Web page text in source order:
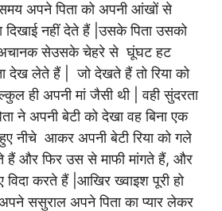
समय अपने पिता को अपनी आंखों से
दिखाई नहीं देते हैं |उसके पिता उसको
सेउसके चेहरे से घूंघट हट
देख लेते हैं | जो देखते हैं तो रिया को
ही अपनी मां जैसी थी | वही सुंदरता
ने अपनी बेटी को देखा वह बिना एक
नीचे आकर अपनी बेटी रिया को गले
हैं और फिर उस से माफी मांगते हैं, और
करते हैं |आखिर ख्वाइश पूरी हो
ससुराल अपने पिता का प्यार लेकर